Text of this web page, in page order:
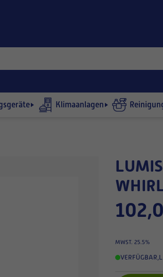
Klimaanlagen
LUMISPA CLASSIC PLUS
MWST. 25.5%
VERFÜGBAR,